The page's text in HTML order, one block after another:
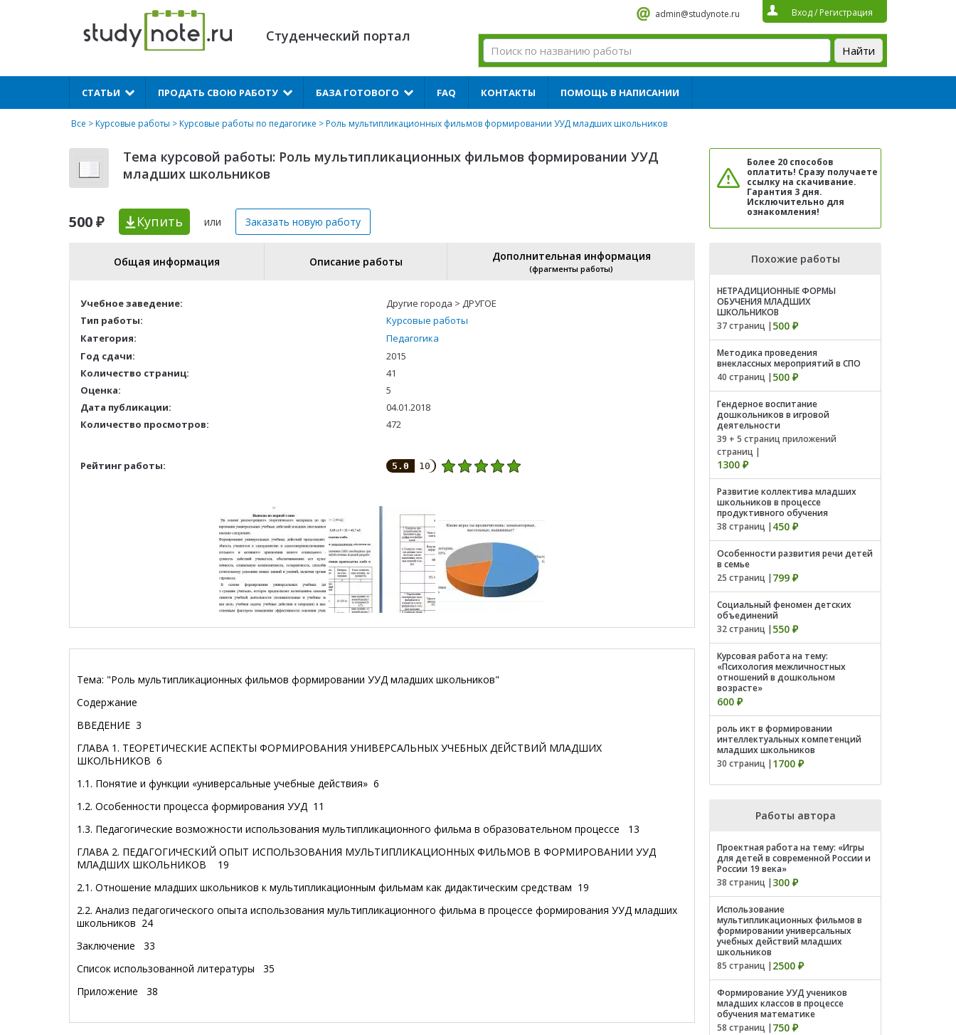
Студенческий портал
admin@studynote.ru Вход/ Регистрация
СТАТЬИ ПРОДАТЬ СВОЮ РАБОТУ БАЗА ГОТОВОГО FAQ КОНТАКТЫ ПОМОЩЬ В НАПИСАНИИ
Все >Курсовые работы >Курсовые работы по педагогике > Роль мультипликационных фильмов формировании УУД младших школьников
Тема курсовой работы: Роль мультипликационных фильмов формировании УУД
младших школьников
500 ₽ Купить или Заказать новую работу
Более 20 способов
оплатить! Сразу получаете
ссылку на скачивание.
Гарантия 3 дня.
Исключительно для
ознакомления!
Общая информация Описание работы Дополнительная информация
(фрагменты работы)
Учебное заведение:
Другие города > ДРУГОЕ
Тип работы:
Курсовые работы
Категория:
Педагогика
Год сдачи:
2015
Количество страниц:
41
Оценка:
5
Дата публикации:
04.01.2018
Количество просмотров:
472
Рейтинг работы: 5.0 10
Тема: "Роль мультипликационных фильмов формировании УУД младших школьников"
Содержание
ВВЕДЕНИЕ 3
ГЛАВА 1. ТЕОРЕТИЧЕСКИЕ АСПЕКТЫ ФОРМИРОВАНИЯ УНИВЕРСАЛЬНЫХ УЧЕБНЫХ ДЕЙСТВИЙ МЛАДШИХ
ШКОЛЬНИКОВ 6
1.1. Понятие и функции «универсальные учебные действия» 6
1.2. Особенности процесса формирования УУД 11
1.3. Педагогические возможности использования мультипликационного фильма в образовательном процессе 13
ГЛАВА 2. ПЕДАГОГИЧЕСКИЙ ОПЫТ ИСПОЛЬЗОВАНИЯ МУЛЬТИПЛИКАЦИОННЫХ ФИЛЬМОВ В ФОРМИРОВАНИИ УУД
МЛАДШИХ ШКОЛЬНИКОВ 19
2.1. Отношение младших школьников к мультипликационным фильмам как дидактическим средствам 19
2.2. Анализ педагогического опыта использования мультипликационного фильма в процессе формирования УУД младших
школьников 24
Заключение 33
Список использованной литературы 35
Приложение 38
Похожие работы
НЕТРАДИЦИОННЫЕ ФОРМЫ
ОБУЧЕНИЯ МЛАДШИХ
ШКОЛЬНИКОВ
37 страниц | 500 ₽
Методика проведения
внеклассных мероприятий в СПО
40 страниц | 500 ₽
Гендерное воспитание
дошкольников в игровой
деятельности
39 + 5 страниц приложений
страниц |
1300 ₽
Развитие коллектива младших
школьников в процессе
продуктивного обучения
38 страниц | 450 ₽
Особенности развития речи детей
в семье
25 страниц | 799 ₽
Социальный феномен детских
объединений
32 страниц | 550 ₽
Курсовая работа на тему:
«Психология межличностных
отношений в дошкольном
возрасте»
600 ₽
роль икт в формировании
интеллектуальных компетенций
младших школьников
30 страниц | 1700 ₽
Работы автора
Проектная работа на тему: «Игры
для детей в современной России и
России 19 века»
38 страниц | 300 ₽
Использование
мультипликационных фильмов в
формировании универсальных
учебных действий младших
школьников
85 страниц | 2500 ₽
Формирование УУД учеников
младших классов в процессе
обучения математике
58 страниц | 750 ₽